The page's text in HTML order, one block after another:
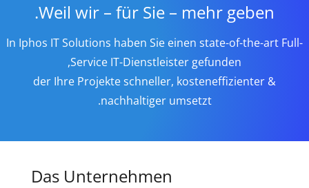
Weil wir – für Sie – mehr geben.
In Iphos IT Solutions haben Sie einen state-of-the-art Full-
Service IT-Dienstleister gefunden,
der Ihre Projekte schneller, kosteneffizienter &
nachhaltiger umsetzt.
Das Unternehmen